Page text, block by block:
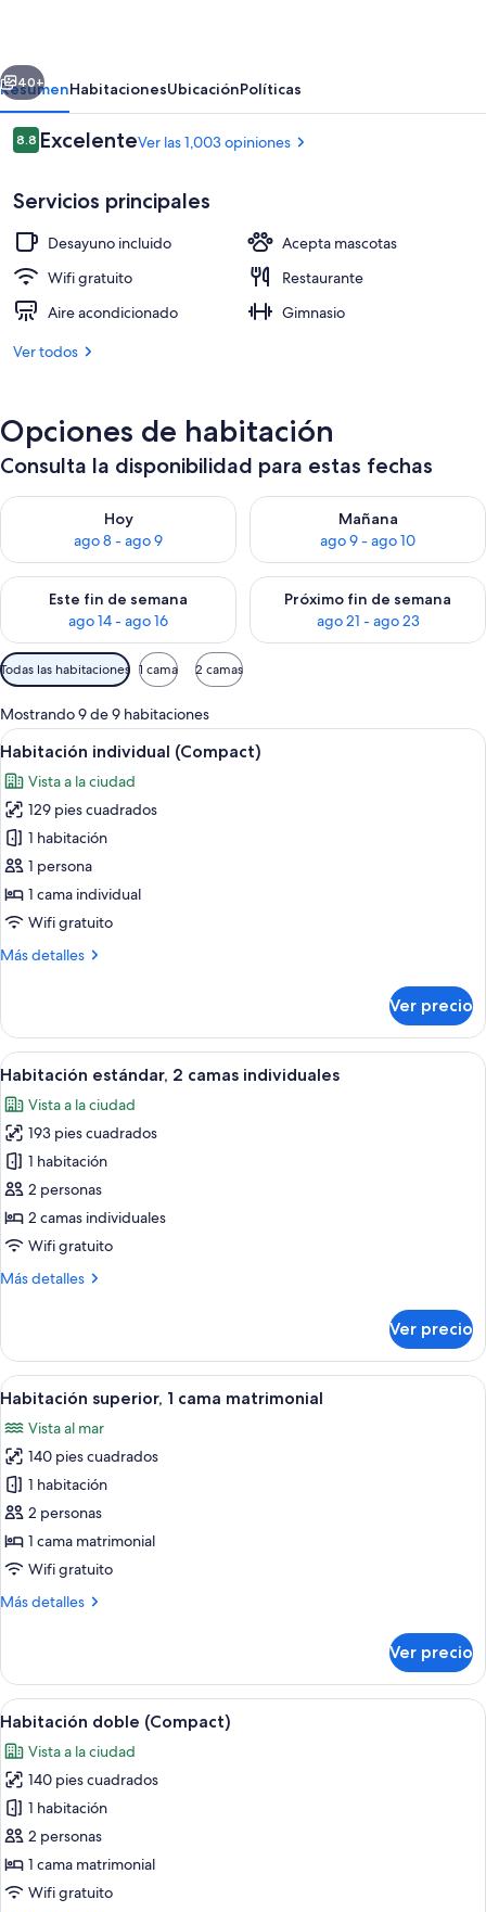
Exterior
Siguiente
40+
ResumenHabitacionesUbicaciónPolíticas
Opiniones
8.88.8 de 10,
ExcelenteVer las 1,003 opiniones
Servicios principales
Desayuno incluido
Acepta mascotas
Wifi gratuito
Restaurante
Aire acondicionado
Gimnasio
Ver todos
Opciones de habitación
Consulta la disponibilidad para estas fechas
Hoy
ago 8 - ago 9
Consulta la disponibilidad para hoy ago 8 - ago 9
Mañana
ago 9 - ago 10
Consulta la disponibilidad
Este fin de semana
ago 14 - ago 16
Consulta la disponibilidad para este fin de semana ago 14 -
Próximo fin de semana
ago 21 - ago 23
Consulta la disponibilidad
Filtros
disponibles
para
las
habitaciones
Todas las habitaciones 1 cama 2 camas
Mostrando 9 de 9 habitaciones
Abrir
todas
las
fotos
de
Habitación
individual
(Compact)
Una cama bien hecha con sábanas
4
Habitación individual (Compact)
Vista a la ciudad
129 pies cuadrados
1 habitación
1 persona
1 cama individual
Wifi gratuito
Más detalles
Más
individual
(Compact)
Ver precio
Abrir
todas
las
fotos
de
Habitación
estándar,
2
individuales
Habitación de hotel con dos camas,
5
Habitación estándar, 2 camas individuales
Vista a la ciudad
193 pies cuadrados
1 habitación
2 personas
2 camas individuales
Wifi gratuito
Más detalles
Más
estándar,
camas
Ver precio
Abrir
todas
las
fotos
de
Habitación
superior,
1
matrimonial
Habitación de hotel con cama,
5
Habitación superior, 1 cama matrimonial
Vista al mar
140 pies cuadrados
1 habitación
2 personas
1 cama matrimonial
Wifi gratuito
Más detalles
Más
superior,
cama
Ver precio
Abrir
todas
las
fotos
de
Habitación
doble
(Compact)
Habitación de hotel con una cama
6
Habitación doble (Compact)
Vista a la ciudad
140 pies cuadrados
1 habitación
2 personas
1 cama matrimonial
Wifi gratuito